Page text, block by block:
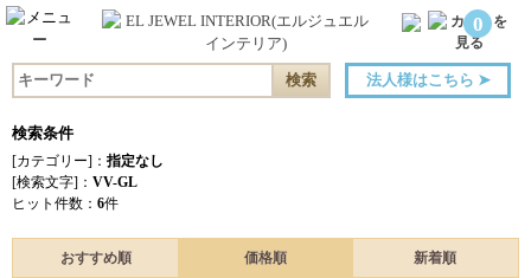
0
法人様はこちら ➤
検索条件
[カテゴリー]： 指定なし
[検索文字]： VV-GL
ヒット件数： 6件
おすすめ順 価格順 新着順